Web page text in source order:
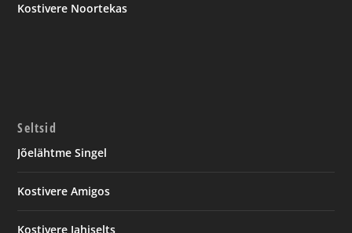
Kostivere Noortekas
Seltsid
Jõelähtme Singel
Kostivere Amigos
Kostivere Jahiselts